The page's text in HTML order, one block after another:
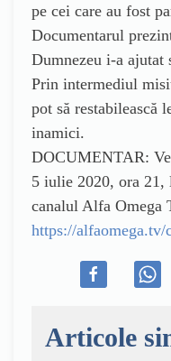
pe cei care au fost
Documentarul
Dumnezeu i-a ajutat
Prin intermediul
pot să restabilească
inamici.
DOCUMENTAR:
5 iulie 2020, ora 21,
canalul Alfa Omega
https://
Articole